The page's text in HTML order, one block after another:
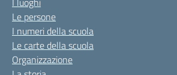
Le persone
I numeri della scuola
Le carte della scuola
Organizzazione